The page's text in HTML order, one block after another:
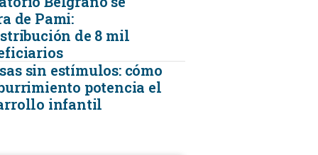
de Pami:
de 8 mil
sin estímulos: cómo
potencia el
infantil